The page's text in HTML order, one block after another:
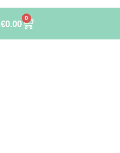
€0.00
0